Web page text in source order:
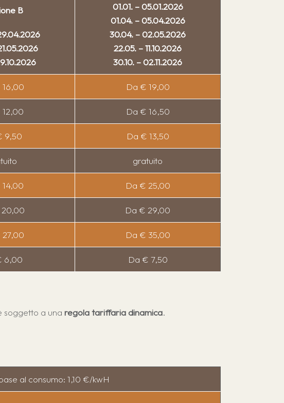
B
01.01. – 05.01.2026
01.04. – 05.04.2026
30.04. – 02.05.2026
22.05. – 11.10.2026
30.10. – 02.11.2026
Da € 19,00
Da € 16,50
9,50 Da € 13,50
gratuito
Da € 25,00
Da € 29,00
Da € 35,00
6,00 Da € 7,50
soggetto a unaregola tariffaria dinamica.
al consumo: 1,10 €/kwH